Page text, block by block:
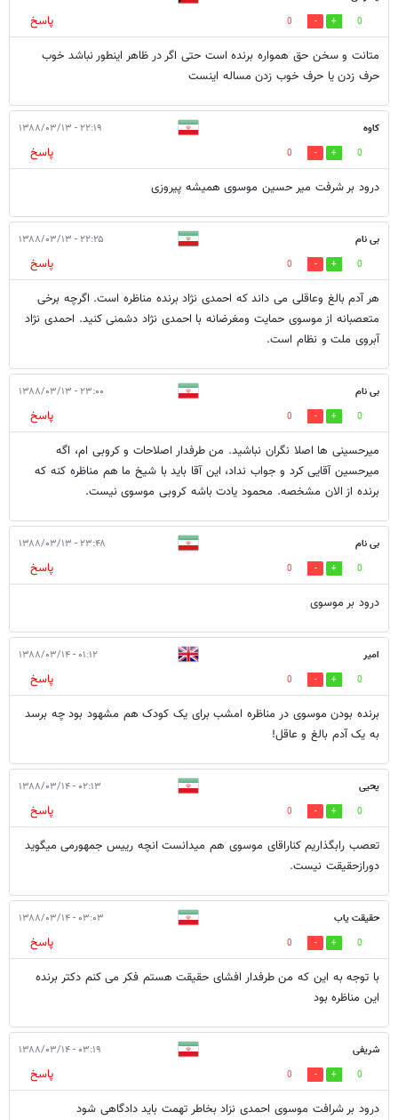
0
0
پاسخ
متانت و سخن حق همواره برنده است حتی اگر در ظاهر اینطور نباشد خوب
حرف زدن یا حرف خوب زدن مساله اینست
کاوه ۲۲:۱۹ - ۱۳۸۸/۰۳/۱۳
0
0
پاسخ
درود بر شرفت میر حسین موسوی همیشه پیروزی
بی نام ۲۲:۲۵ - ۱۳۸۸/۰۳/۱۳
0
0
پاسخ
هر آدم بالغ وعاقلی می داند که احمدی نژاد برنده مناظره است. اگرچه برخی
متعصبانه از موسوی حمایت ومغرضانه با احمدی نژاد دشمنی کنید. احمدی نژاد
آبروی ملت و نظام است.
بی نام ۲۳:۰۰ - ۱۳۸۸/۰۳/۱۳
0
0
پاسخ
میرحسینی ها اصلا نگران نباشید. من طرفدار اصلاحات و کروبی ام، اگه
میرحسین آقایی کرد و جواب نداد، این آقا باید با شیخ ما هم مناظره کنه که
برنده از الان مشخصه. محمود یادت باشه کروبی موسوی نیست.
بی نام ۲۳:۴۸ - ۱۳۸۸/۰۳/۱۳
0
0
پاسخ
درود بر موسوی
امیر ۰۱:۱۲ - ۱۳۸۸/۰۳/۱۴
0
0
پاسخ
برنده بودن موسوی در مناظره امشب برای یک کودک هم مشهود بود چه برسد
به یک آدم بالغ و عاقل!
یحیی ۰۲:۱۳ - ۱۳۸۸/۰۳/۱۴
0
0
پاسخ
تعصب رابگذاریم کناراقای موسوی هم میدانست انچه رییس جمهورمی میگوید
دورازحقیقت نیست.
حقیقت یاب ۰۳:۰۳ - ۱۳۸۸/۰۳/۱۴
0
0
پاسخ
با توجه به این که من طرفدار افشای حقیقت هستم فکر می کنم دکتر برنده
این مناظره بود
شریفی ۰۳:۱۹ - ۱۳۸۸/۰۳/۱۴
0
0
پاسخ
درود بر شرافت موسوی احمدی نزاد بخاطر تهمت باید دادگاهی شود